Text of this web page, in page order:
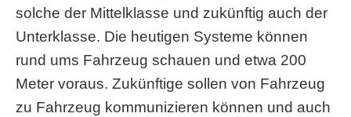
solche der Mittelklasse und zukünftig auch der
Unterklasse. Die heutigen Systeme können
rund ums Fahrzeug schauen und etwa 200
Meter voraus. Zukünftige sollen von Fahrzeug
zu Fahrzeug kommunizieren können und auch